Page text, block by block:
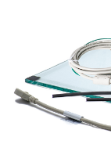
Промышленные
мониторы для
жестового
управления
Промышленные
мониторы для